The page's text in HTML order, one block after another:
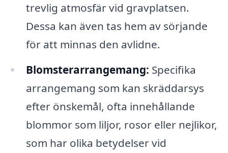
trevlig atmosfär vid gravplatsen.
Dessa kan även tas hem av sörjande
för att minnas den avlidne.
Blomsterarrangemang: Specifika
arrangemang som kan skräddarsys
efter önskemål, ofta innehållande
blommor som liljor, rosor eller nejlikor,
som har olika betydelser vid